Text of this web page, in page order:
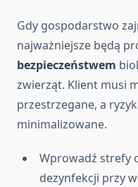
Gdy gospodarstwo
najważniejsze będą
bezpieczeństwem
zwierząt. Klient musi
przestrzegane, a
minimalizowane.
Wprowadź strefy
dezynfekcji przy